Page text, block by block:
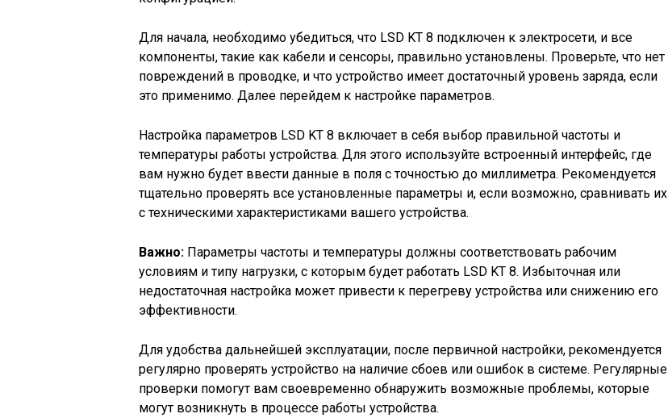
Для начала, необходимо убедиться, что LSD KT 8 подключен к электросети, и все
компоненты, такие как кабели и сенсоры, правильно установлены. Проверьте, что нет
повреждений в проводке, и что устройство имеет достаточный уровень заряда, если
это применимо. Далее перейдем к настройке параметров.
Настройка параметров LSD KT 8 включает в себя выбор правильной частоты и
температуры работы устройства. Для этого используйте встроенный интерфейс, где
вам нужно будет ввести данные в поля с точностью до миллиметра. Рекомендуется
тщательно проверять все установленные параметры и, если возможно, сравнивать их
с техническими характеристиками вашего устройства.
Важно: Параметры частоты и температуры должны соответствовать рабочим
условиям и типу нагрузки, с которым будет работать LSD KT 8. Избыточная или
недостаточная настройка может привести к перегреву устройства или снижению его
эффективности.
Для удобства дальнейшей эксплуатации, после первичной настройки, рекомендуется
регулярно проверять устройство на наличие сбоев или ошибок в системе. Регулярные
проверки помогут вам своевременно обнаружить возможные проблемы, которые
могут возникнуть в процессе работы устройства.